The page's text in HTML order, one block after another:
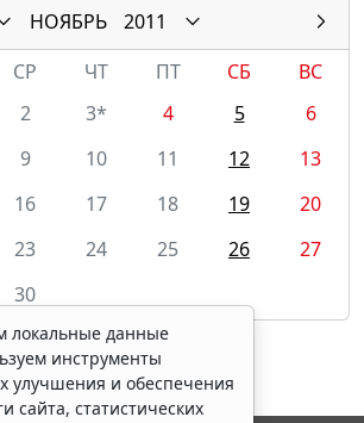
НОЯБРЬ
2011
СР ЧТ ПТ СБ
ВС
2 3* 4 5
6
9 10 11 12
13
16 17 18 19
20
23 24 25 26
27
30
локальные данные
инструменты
улучшения и обеспечения
сайта, статистических